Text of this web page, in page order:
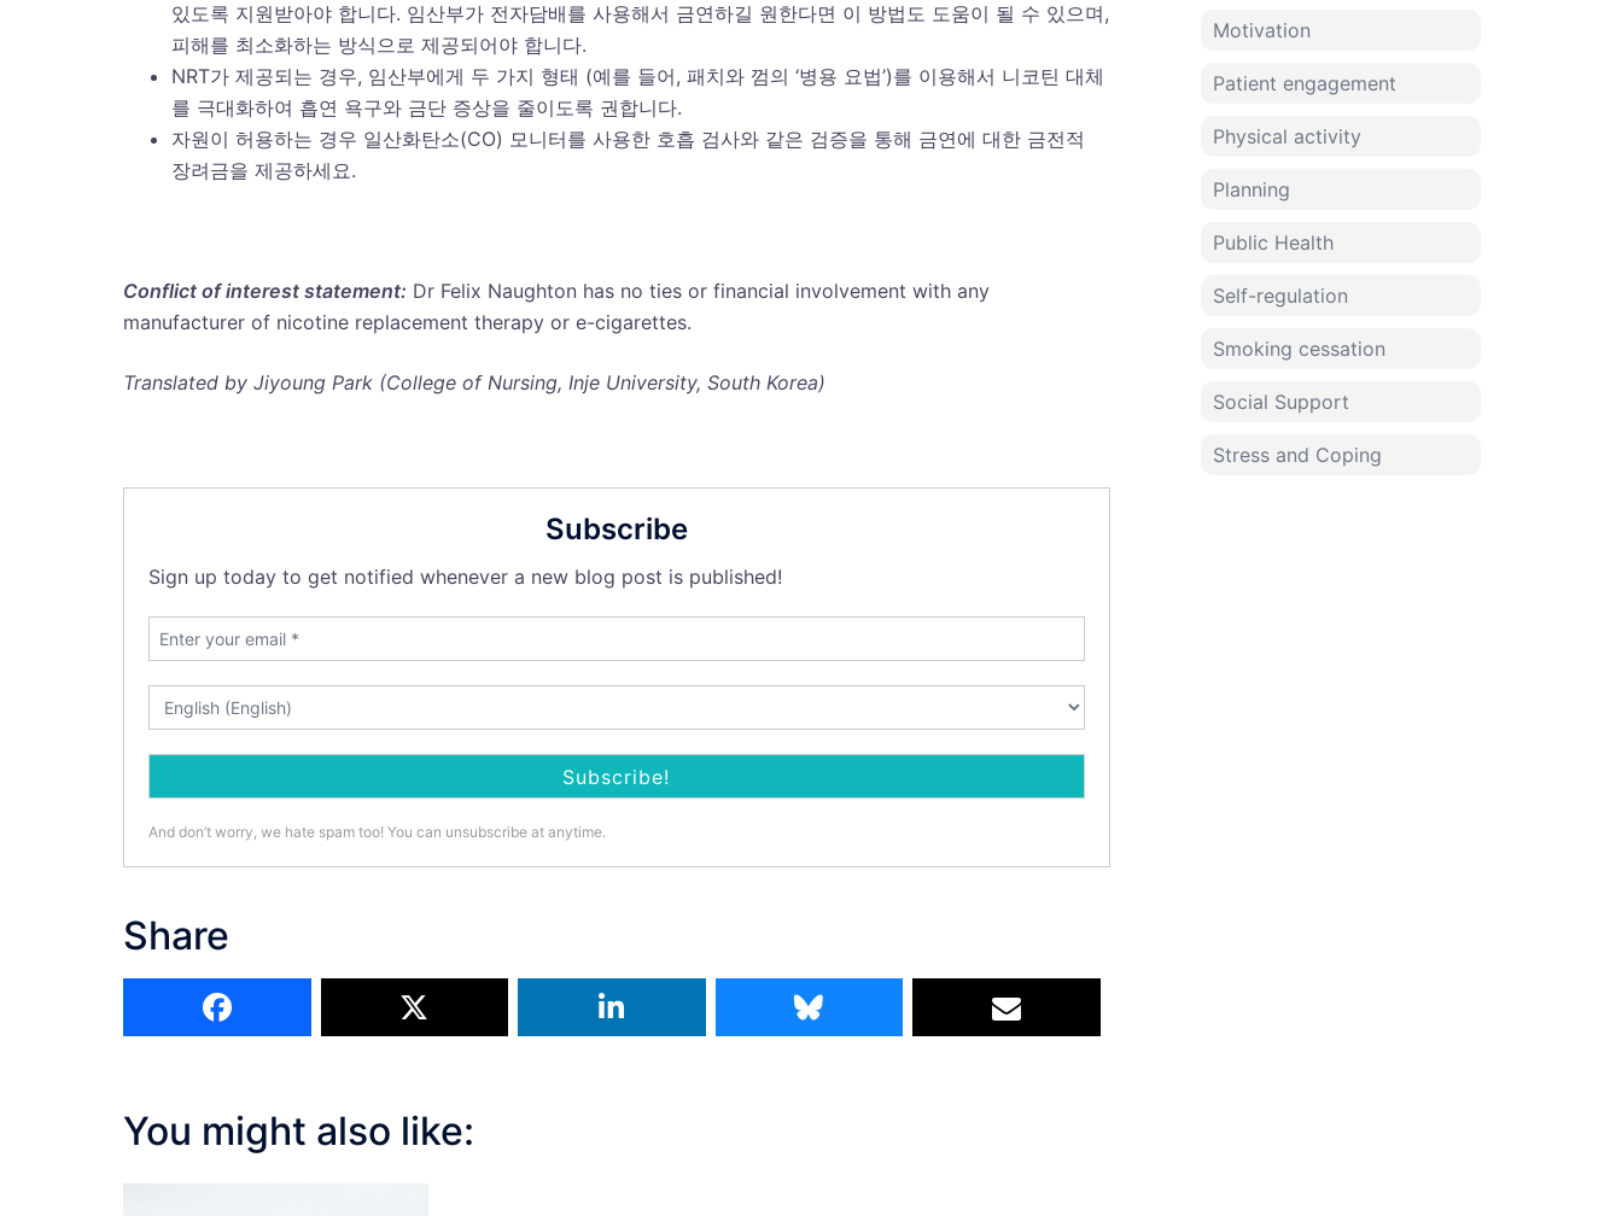
있도록 지원받아야 합니다. 임산부가 전자담배를 사용해서 금연하길 원한다면 이 방법도 도움이 될 수 있으며,
피해를 최소화하는 방식으로 제공되어야 합니다.
NRT가 제공되는 경우, 임산부에게 두 가지 형태 (예를 들어, 패치와 껌의 ‘병용 요법’)를 이용해서 니코틴 대체
를 극대화하여 흡연 욕구와 금단 증상을 줄이도록 권합니다.
자원이 허용하는 경우 일산화탄소(CO) 모니터를 사용한 호흡 검사와 같은 검증을 통해 금연에 대한 금전적
장려금을 제공하세요.
Conflict of interest statement: Dr Felix Naughton has no ties or financial involvement with any
manufacturer of nicotine replacement therapy or e-cigarettes.
Translated by Jiyoung Park (College of Nursing, Inje University, South Korea)
Subscribe
Sign up today to get notified whenever a new blog post is published!
And don’t worry, we hate spam too! You can unsubscribe at anytime.
Share
You might also like:
Motivation
Patient engagement
Physical activity
Planning
Public Health
Self-regulation
Smoking cessation
Social Support
Stress and Coping